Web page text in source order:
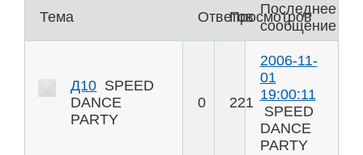
Тема ОтветовПросмотров
Последнее
сообщение
Д10 SPEED
DANCE
PARTY
0 221
2006-11-
01
19:00:11
SPEED
DANCE
PARTY